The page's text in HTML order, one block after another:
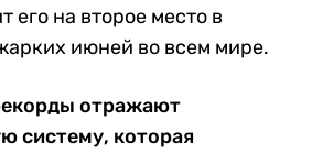
его на второе место в
июней во всем мире.
отражают
систему, которая